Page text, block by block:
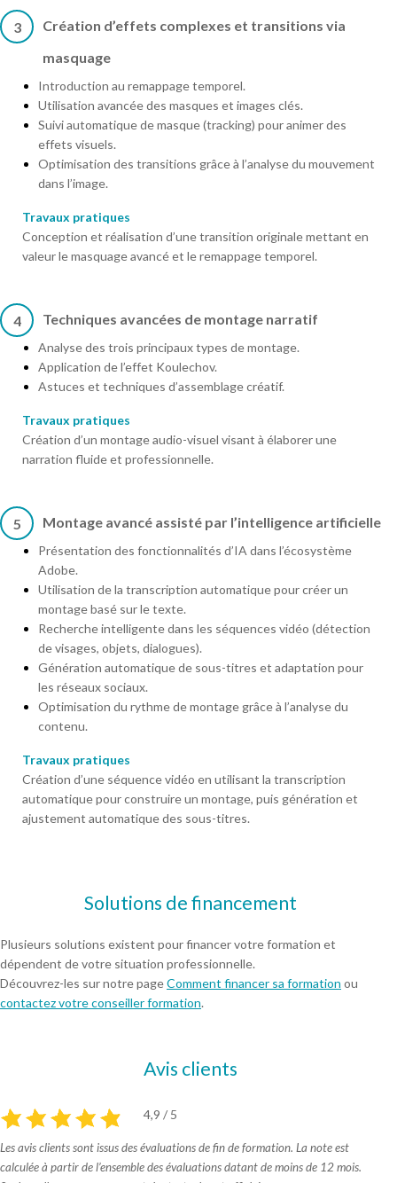
3
Création d’effets complexes et transitions via
masquage
Introduction au remappage temporel.
Utilisation avancée des masques et images clés.
Suivi automatique de masque (tracking) pour animer des
effets visuels.
Optimisation des transitions grâce à l’analyse du mouvement
dans l’image.
Travaux pratiques
Conception et réalisation d’une transition originale mettant en
valeur le masquage avancé et le remappage temporel.
4 Techniques avancées de montage narratif
Analyse des trois principaux types de montage.
Application de l’effet Koulechov.
Astuces et techniques d’assemblage créatif.
Travaux pratiques
Création d’un montage audio-visuel visant à élaborer une
narration fluide et professionnelle.
5 Montage avancé assisté par l’intelligence artificielle
Présentation des fonctionnalités d’IA dans l’écosystème
Adobe.
Utilisation de la transcription automatique pour créer un
montage basé sur le texte.
Recherche intelligente dans les séquences vidéo (détection
de visages, objets, dialogues).
Génération automatique de sous-titres et adaptation pour
les réseaux sociaux.
Optimisation du rythme de montage grâce à l’analyse du
contenu.
Travaux pratiques
Création d’une séquence vidéo en utilisant la transcription
automatique pour construire un montage, puis génération et
ajustement automatique des sous-titres.
Solutions de financement
Plusieurs solutions existent pour financer votre formation et
dépendent de votre situation professionnelle.
Découvrez-les sur notre pageComment financer sa formation ou
contactez votre conseiller formation.
Avis clients
4,9 / 5
Les avis clients sont issus des évaluations de fin de formation. La note est
calculée à partir de l’ensemble des évaluations datant de moins de 12 mois.